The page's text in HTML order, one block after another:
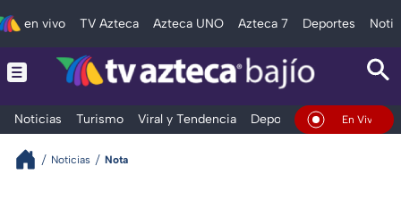
en vivo TV Azteca Azteca UNO Azteca 7 Deportes
Noticias Turismo Viral y Tendencia Deportes Espectáculos
En Vivo
Noticias Nota